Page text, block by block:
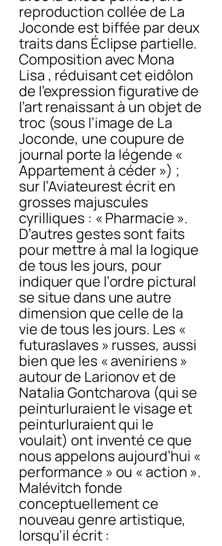
reproduction collée de La
Joconde est biffée par deux
traits dans Éclipse partielle.
Composition avec Mona
Lisa , réduisant cet eidôlon
de l’expression figurative de
l’art renaissant à un objet de
troc (sous l’image de La
Joconde, une coupure de
journal porte la légende «
Appartement à céder ») ;
sur l’Aviateurest écrit en
grosses majuscules
cyrilliques : « Pharmacie ».
D’autres gestes sont faits
pour mettre à mal la logique
de tous les jours, pour
indiquer que l’ordre pictural
se situe dans une autre
dimension que celle de la
vie de tous les jours. Les «
futuraslaves » russes, aussi
bien que les « aveniriens »
autour de Larionov et de
Natalia Gontcharova (qui se
peinturluraient le visage et
peinturluraient qui le
voulait) ont inventé ce que
nous appelons aujourd’hui «
performance » ou « action ».
Malévitch fonde
conceptuellement ce
nouveau genre artistique,
lorsqu’il écrit :